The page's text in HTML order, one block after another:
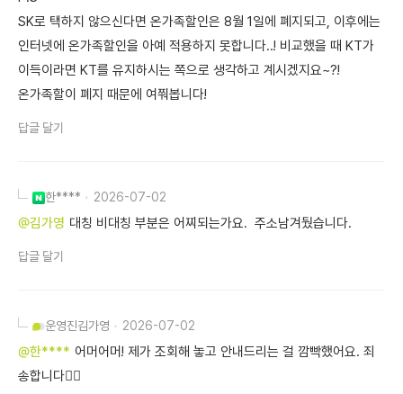
SK로 택하지 않으신다면 온가족할인은 8월 1일에 폐지되고, 이후에는
인터넷에 온가족할인을 아예 적용하지 못합니다..! 비교했을 때 KT가
이득이라면 KT를 유지하시는 쪽으로 생각하고 계시겠지요~?!
온가족할이 폐지 때문에 여쭤봅니다!
답글 달기
한**** 2026-07-02
@김가영 대칭 비대칭 부분은 어찌되는가요. 주소남겨뒀습니다.
답글 달기
운영진김가영 2026-07-02
@한**** 어머어머! 제가 조회해 놓고 안내드리는 걸 깜빡했어요. 죄
송합니다🙇‍♀️